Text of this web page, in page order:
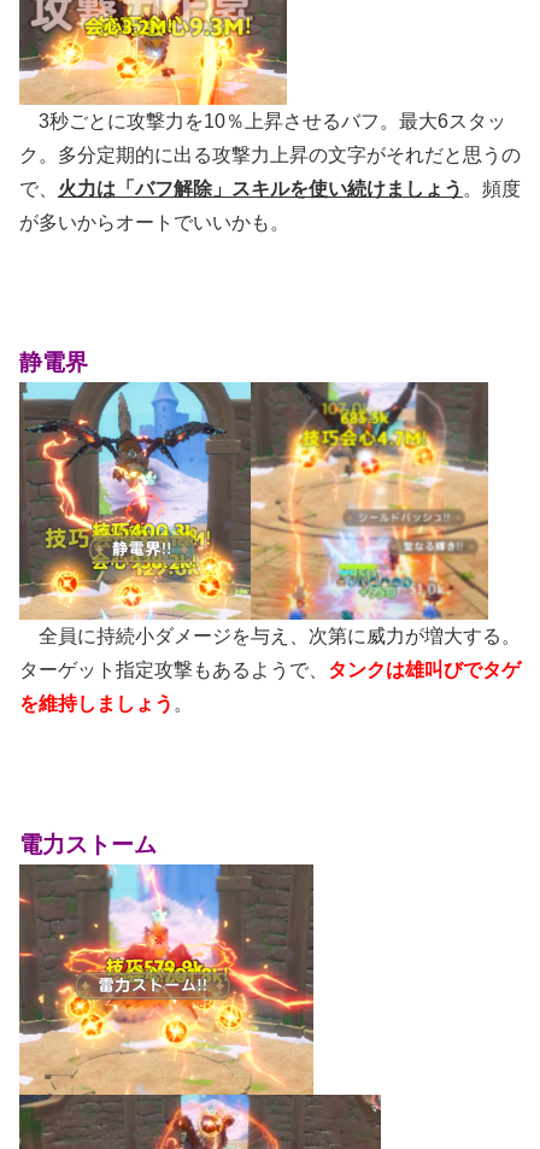
3秒ごとに攻撃力を10％上昇させるバフ。最大6スタッ
ク。多分定期的に出る攻撃力上昇の文字がそれだと思うの
で、 火力は「バフ解除」スキルを使い続けましょう 。頻度
が多いからオートでいいかも。
静電界
全員に持続小ダメージを与え、次第に威力が増大する。
ターゲット指定攻撃もあるようで、 タンクは雄叫びでタゲ
を維持しましょう 。
電力ストーム